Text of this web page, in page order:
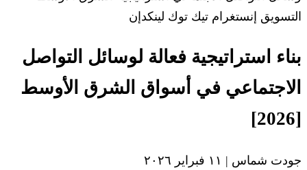
التسويق إنستغرام تيك توك لينكدإن
بناء استراتيجية فعالة لوسائل التواصل
الاجتماعي في أسواق الشرق الأوسط
[2026]
جودت شماس | ١١ فبراير ٢٠٢٦